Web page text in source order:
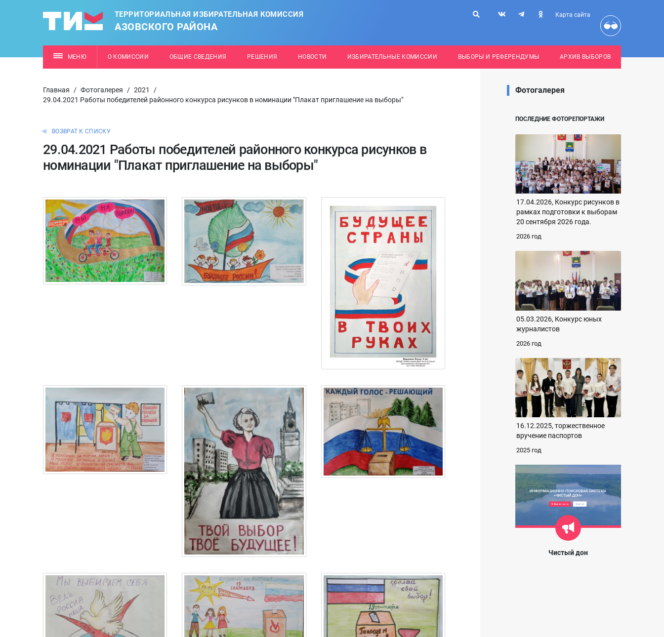
ТЕРРИТОРИАЛЬНАЯ ИЗБИРАТЕЛЬНАЯ КОМИССИЯ
АЗОВСКОГО РАЙОНА
Карта сайта
МЕНЮ О КОМИССИИ ОБЩИЕ СВЕДЕНИЯ РЕШЕНИЯ НОВОСТИ ИЗБИРАТЕЛЬНЫЕ КОМИССИИ ВЫБОРЫ И РЕФЕРЕНДУМЫ АРХИВ ВЫБОРОВ
Главная / Фотогалерея / 2021
/
29.04.2021 Работы победителей районного конкурса рисунков в номинации "Плакат приглашение на выборы"
ВОЗВРАТ К СПИСКУ
29.04.2021 Работы победителей районного конкурса рисунков в
номинации "Плакат приглашение на выборы"
Фотогалерея
ПОСЛЕДНИЕ ФОТОРЕПОРТАЖИ
17.04.2026, Конкурс рисунков в
рамках подготовки к выборам
20 сентября 2026 года.
2026 год
05.03.2026, Конкурс юных
журналистов
2026 год
16.12.2025, торжественное
вручение паспортов
2025 год
Чистый дон